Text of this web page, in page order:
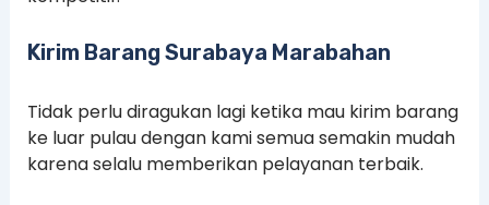
Kirim Barang Surabaya Marabahan
Tidak perlu diragukan lagi ketika mau kirim barang
ke luar pulau dengan kami semua semakin mudah
karena selalu memberikan pelayanan terbaik.